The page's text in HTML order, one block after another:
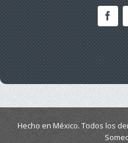
Hecho en México. Todos los